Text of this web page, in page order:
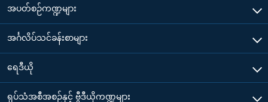
အပတ်စဉ်ကဏ္ဍများ
အင်္ဂလိပ်သင်ခန်းစာများ
ရေဒီယို
ရုပ်သံအစီအစဉ်နှင့် ဗွီဒီယိုကဏ္ဍများ